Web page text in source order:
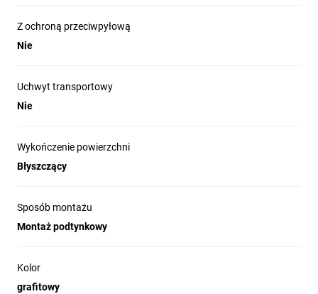
Z ochroną przeciwpyłową
Nie
Uchwyt transportowy
Nie
Wykończenie powierzchni
Błyszczący
Sposób montażu
Montaż podtynkowy
Kolor
grafitowy